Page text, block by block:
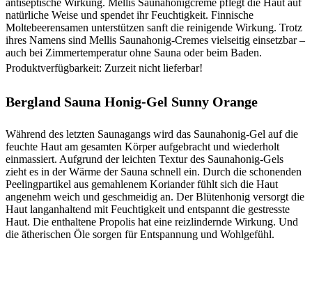
antiseptische Wirkung. Mellis Saunahonigcreme pflegt die Haut auf
natürliche Weise und spendet ihr Feuchtigkeit. Finnische
Moltebeerensamen unterstützen sanft die reinigende Wirkung. Trotz
ihres Namens sind Mellis Saunahonig-Cremes vielseitig einsetzbar –
auch bei Zimmertemperatur ohne Sauna oder beim Baden.
Produktverfügbarkeit: Zurzeit nicht lieferbar!
Bergland Sauna Honig-Gel Sunny Orange
Während des letzten Saunagangs wird das Saunahonig-Gel auf die
feuchte Haut am gesamten Körper aufgebracht und wiederholt
einmassiert. Aufgrund der leichten Textur des Saunahonig-Gels
zieht es in der Wärme der Sauna schnell ein. Durch die schonenden
Peelingpartikel aus gemahlenem Koriander fühlt sich die Haut
angenehm weich und geschmeidig an. Der Blütenhonig versorgt die
Haut langanhaltend mit Feuchtigkeit und entspannt die gestresste
Haut. Die enthaltene Propolis hat eine reizlindernde Wirkung. Und
die ätherischen Öle sorgen für Entspannung und Wohlgefühl.